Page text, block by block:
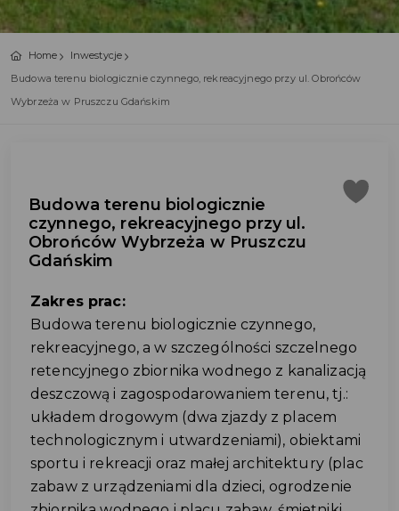
Home
Inwestycje
Budowa terenu biologicznie czynnego, rekreacyjnego przy ul. Obrońców
Wybrzeża w Pruszczu Gdańskim
Budowa terenu biologicznie
czynnego, rekreacyjnego przy ul.
Obrońców Wybrzeża w Pruszczu
Gdańskim
Zakres prac:
Budowa terenu biologicznie czynnego,
rekreacyjnego, a w szczególności szczelnego
retencyjnego zbiornika wodnego z kanalizacją
deszczową i zagospodarowaniem terenu, tj.:
układem drogowym (dwa zjazdy z placem
technologicznym i utwardzeniami), obiektami
sportu i rekreacji oraz małej architektury (plac
zabaw z urządzeniami dla dzieci, ogrodzenie